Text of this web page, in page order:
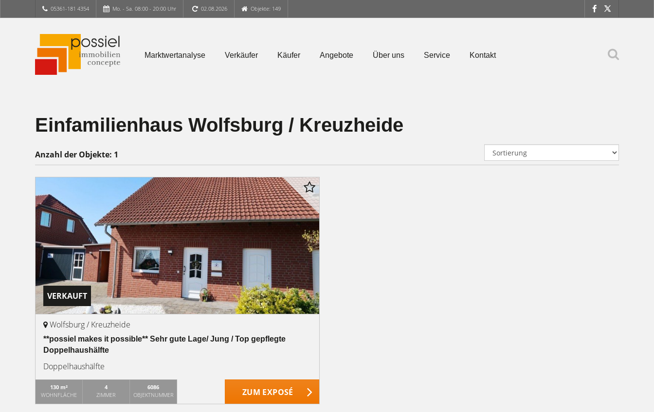
05361-181 4354 Mo. - Sa. 08:00 - 20:00 Uhr 02.08.2026 Objekte: 149
Marktwertanalyse Verkäufer Käufer Angebote Über uns Service Kontakt
Einfamilienhaus Wolfsburg / Kreuzheide
Anzahl der Objekte: 1
VERKAUFT
Wolfsburg / Kreuzheide
**possiel makes it possible** Sehr gute Lage/ Jung / Top gepflegte
Doppelhaushälfte
Doppelhaushälfte
130 m²
WOHNFLÄCHE
4
ZIMMER
6086
OBJEKTNUMMER
ZUM EXPOSÉ